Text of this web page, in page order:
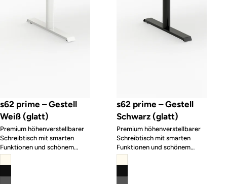
s62 prime – Gestell
Weiß (glatt)
Premium höhenverstellbarer
Schreibtisch mit smarten
Funktionen und schönem
Design
s62 prime – Gestell
Schwarz (glatt)
Premium höhenverstellbarer
Schreibtisch mit smarten
Funktionen und schönem
Design